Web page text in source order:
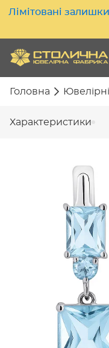
Лімітовані
Головна
Характеристики